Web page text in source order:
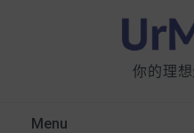
你的理
Menu